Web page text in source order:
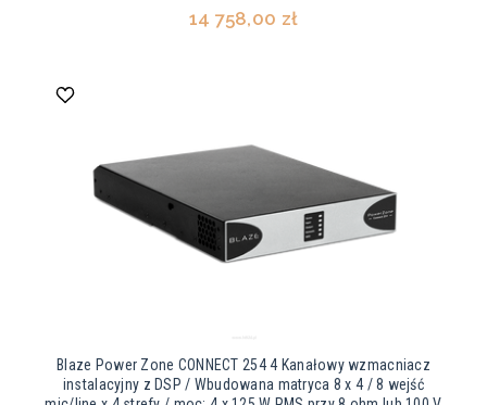
14 758,00 zł
Blaze Power Zone CONNECT 254 4 Kanałowy wzmacniacz
instalacyjny z DSP / Wbudowana matryca 8 x 4 / 8 wejść